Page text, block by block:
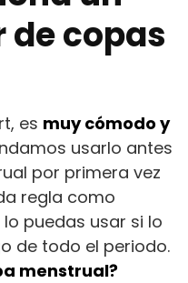
copas
es muy cómodo y
usarlo antes
por primera vez
regla como
puedas usar si lo
de todo el periodo.
menstrual?